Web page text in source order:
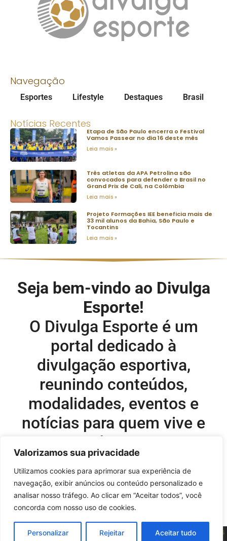
Valorizamos sua privacidade
Utilizamos cookies para aprimorar sua experiência de
navegação, exibir anúncios ou conteúdo personalizado e
analisar nosso tráfego. Ao clicar em “Aceitar todos”, você
concorda com nosso uso de cookies.
Personalizar Rejeitar Aceitar tudo
Navegação
Esportes Lifestyle Destaques Brasil
Notícias Recentes
Etapa de São Paulo encerra o Festival
Vamos Passear no dia 16 deste mês
Leia mais »
Três atletas da APA Petrolina são
convocados para defender o Brasil no
Grand Prix de Cali, na Colômbia
Leia mais »
Projeto Formações IEE beneficia mais de
33 mil alunos da Bahia, São Paulo e
Tocantins
Leia mais »
Seja bem-vindo ao Divulga
Esporte!
O Divulga Esporte é um
portal dedicado à
divulgação esportiva,
reunindo conteúdos,
modalidades, eventos e
notícias para quem vive e
acompanha o esporte.
Editor-chefe e comercial do site:
Flavio Perez –flavio@onboardsports.net
+55 11 99949-8035
Sobre as Águas - © 2025 - Todos os direitos reservados | Políticas